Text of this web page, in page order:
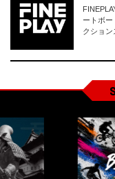
ートボ
クショ